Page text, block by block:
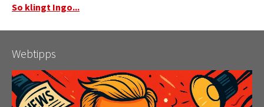
So klingt Ingo...
Webtipps